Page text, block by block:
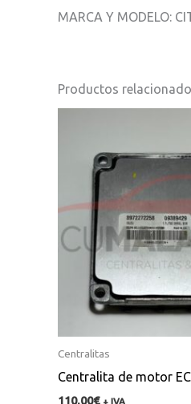
MARCA Y MODELO:
Productos
Centralitas
Centralita de motor
110,00€ + IVA